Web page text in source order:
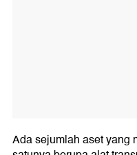
Ada sejumlah aset yang